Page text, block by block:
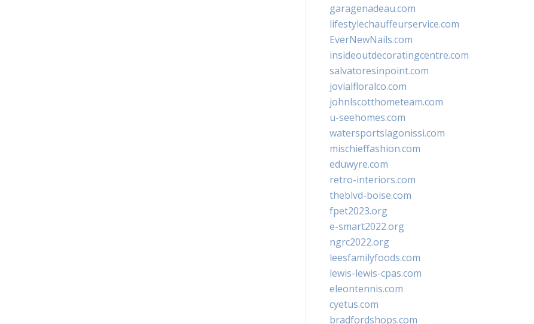
garagenadeau.com
lifestylechauffeurservice.com
EverNewNails.com
insideoutdecoratingcentre.com
salvatoresinpoint.com
jovialfloralco.com
johnlscotthometeam.com
u-seehomes.com
watersportslagonissi.com
mischieffashion.com
eduwyre.com
retro-interiors.com
theblvd-boise.com
fpet2023.org
e-smart2022.org
ngrc2022.org
leesfamilyfoods.com
lewis-lewis-cpas.com
eleontennis.com
cyetus.com
bradfordshops.com